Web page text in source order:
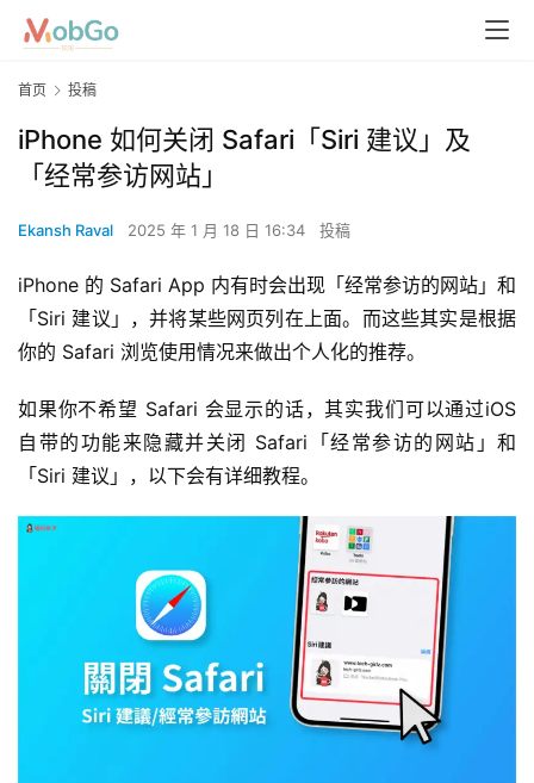
首页 投稿
iPhone 如何关闭 Safari「Siri 建议」及
「经常参访网站」
Ekansh Raval 2025 年 1 月 18 日 16:34 投稿
iPhone 的 Safari App 内有时会出现「经常参访的网站」和
「Siri 建议」，并将某些网页列在上面。而这些其实是根据
你的 Safari 浏览使用情况来做出个人化的推荐。
如果你不希望 Safari 会显示的话，其实我们可以通过iOS
自带的功能来隐藏并关闭 Safari「经常参访的网站」和
「Siri 建议」，以下会有详细教程。